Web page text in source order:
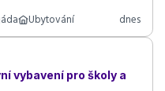
Ubytování dnes
vybavení pro školy a